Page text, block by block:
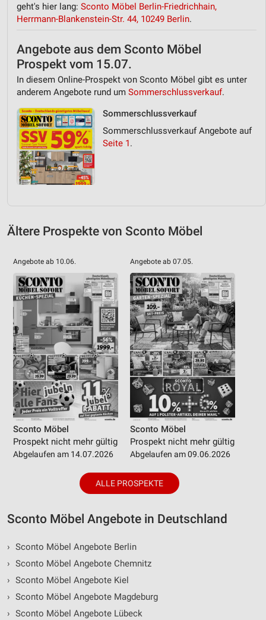
geht's hier lang: Sconto Möbel Berlin-Friedrichhain,
Herrmann-Blankenstein-Str. 44, 10249 Berlin.
Angebote aus dem Sconto Möbel
Prospekt vom 15.07.
In diesem Online-Prospekt von Sconto Möbel gibt es unter
anderem Angebote rund um Sommerschlussverkauf.
Sommerschlussverkauf
Sommerschlussverkauf Angebote auf
Seite 1.
Ältere Prospekte von Sconto Möbel
Angebote ab 10.06.
Sconto Möbel
Prospekt nicht mehr gültig
Abgelaufen am 14.07.2026
Angebote ab 07.05.
Sconto Möbel
Prospekt nicht mehr gültig
Abgelaufen am 09.06.2026
ALLE PROSPEKTE
Sconto Möbel Angebote in Deutschland
› Sconto Möbel Angebote Berlin
› Sconto Möbel Angebote Chemnitz
› Sconto Möbel Angebote Kiel
› Sconto Möbel Angebote Magdeburg
› Sconto Möbel Angebote Lübeck